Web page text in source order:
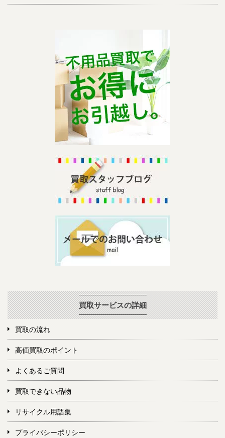
買取サービスの詳細
買取の流れ
高価買取のポイント
よくあるご質問
買取できない品物
リサイクル用語集
プライバシーポリシー